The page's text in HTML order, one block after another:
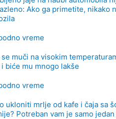
Ako ga primetite, nikako
vreme
se muči na visokim
biće mu mnogo lakše
vreme
ukloniti mrlje od kafe i čaja sa
Potreban vam je samo